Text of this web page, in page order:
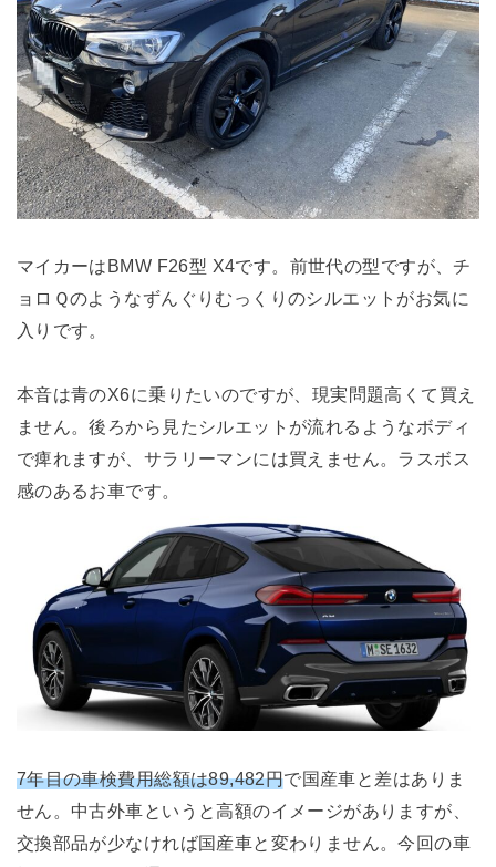
マイカーはBMW F26型 X4です。前世代の型ですが、チ
ョロＱのようなずんぐりむっくりのシルエットがお気に
入りです。
本音は青のX6に乗りたいのですが、現実問題高くて買え
ません。後ろから見たシルエットが流れるようなボディ
で痺れますが、サラリーマンには買えません。ラスボス
感のあるお車です。
7年目の車検費用総額は89,482円で国産車と差はありま
せん。中古外車というと高額のイメージがありますが、
交換部品が少なければ国産車と変わりません。今回の車